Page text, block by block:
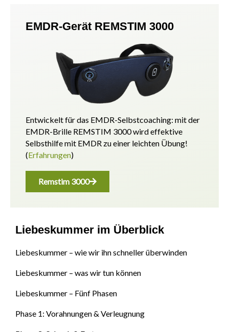
EMDR-Gerät REMSTIM 3000
Entwickelt für das EMDR-Selbstcoaching: mit der
EMDR-Brille REMSTIM 3000 wird effektive
Selbsthilfe mit EMDR zu einer leichten Übung!
(Erfahrungen)
Remstim 3000
Liebeskummer im Überblick
Liebeskummer – wie wir ihn schneller überwinden
Liebeskummer – was wir tun können
Liebeskummer – Fünf Phasen
Phase 1: Vorahnungen & Verleugnung